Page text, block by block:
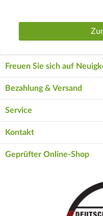
Freuen Sie sich auf
Bezahlung & Versand
Service
Kontakt
Geprüfter Online-Shop